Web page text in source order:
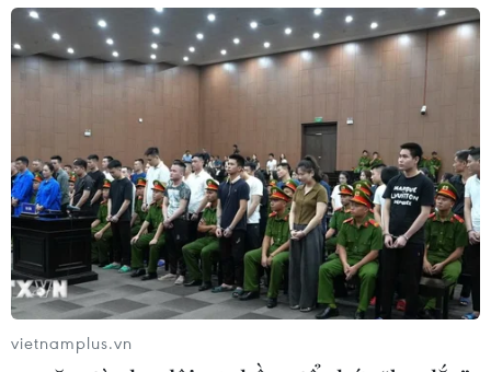
vietnamplus.vn